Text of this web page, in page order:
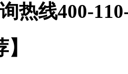
热线400-